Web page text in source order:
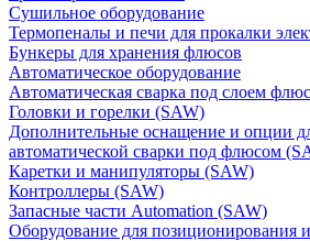
Сушильное оборудование
Термопеналы и печи для прокалки
Бункеры для хранения флюсов
Автоматическое оборудование
Автоматическая сварка под слоем
Головки и горелки (SAW)
Дополнительные оснащение и опции
автоматической сварки под флюсом
Каретки и манипуляторы (SAW)
Контроллеры (SAW)
Запасные части Automation (SAW)
Оборудование для позиционирования